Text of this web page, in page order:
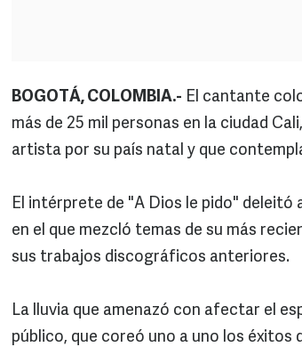
BOGOTÁ, COLOMBIA.- El cantante
más de 25 mil personas en la ciudad
artista por su país natal y que
El intérprete de "A Dios le pido"
en el que mezcló temas de su más
sus trabajos discográficos anteriores.
La lluvia que amenazó con afectar el
público, que coreó uno a uno los